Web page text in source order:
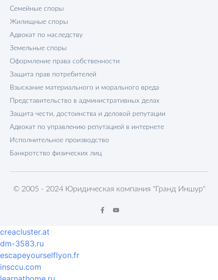
Семейные споры
Жилищные споры
Адвокат по наследству
Земельные споры
Оформление права собственности
Защита прав потребителей
Взыскание материального и морального вреда
Представительство в административных делах
Защита чести, достоинства и деловой репутации
Адвокат по управлению репутацией в интернете
Исполнительное производство
Банкротство физических лиц
© 2005 - 2024 Юридическая компания "Гранд Иншур"
creacluster.at
dm-3583.ru
escapeyourselflyon.fr
insccu.com